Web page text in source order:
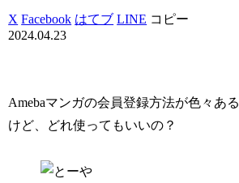
X Facebook はてブ LINE コピー
2024.04.23
Amebaマンガの会員登録方法が色々ある
けど、どれ使ってもいいの？